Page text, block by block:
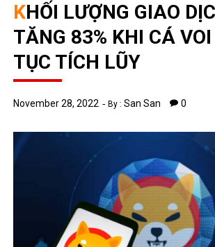
KHỐI LƯỢNG GIAO DỊCH SHIB
TĂNG 83% KHI CÁ
TỤC TÍCH LŨY
November 28, 2022 By :San San 0